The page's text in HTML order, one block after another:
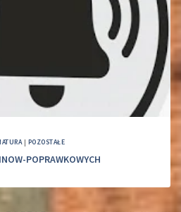
| POZOSTAŁE
POPRAWKOWYCH